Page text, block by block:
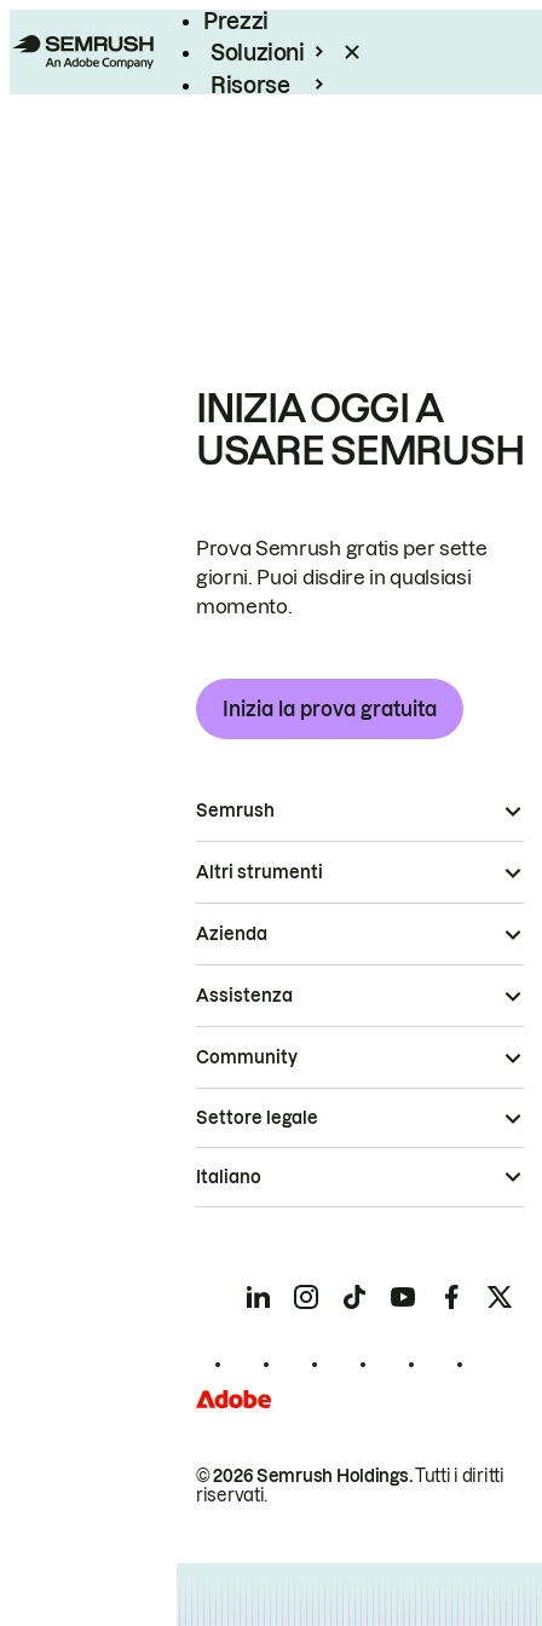
Prezzi
Soluzioni
Risorse
INIZIA OGGI A
USARE SEMRUSH
Prova Semrush gratis per sette
giorni. Puoi disdire in qualsiasi
momento.
Inizia la prova gratuita
Semrush
Altri strumenti
Azienda
Assistenza
Community
© 2026 Semrush Holdings.Tutti i diritti
riservati.
Settore legale
Italiano